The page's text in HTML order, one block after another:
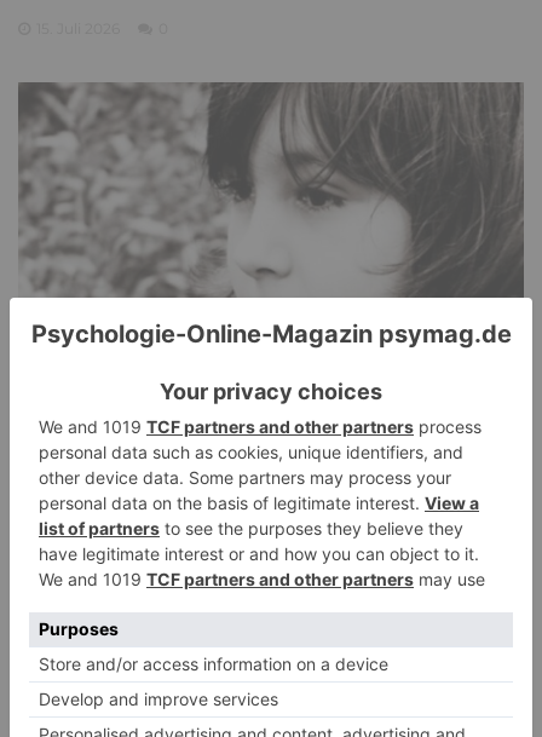
PDA Autismus: Merkmale und Umgang mit
PANDA-Kindern – Kinder mit starkem
Autonomiebedürfnis (1)
9. Juli 2026 0
NEUESTE KOMMENTARE
Renate B.zu
ruhige Antworten
HaBazu
Verbale Angriffe abwehren: Psychologische Tipps für
ruhige Antworten